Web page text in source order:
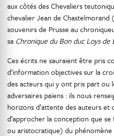
aux côtés des Chevaliers
chevalier Jean de Chastelmorand
souvenirs de Prusse au
sa Chronique du Bon duc Loys de
Ces écrits ne sauraient être pris
d’information objectives sur la
des acteurs qui y ont pris part ou
adversaires païens : ils nous
horizons d’attente des auteurs
d’approcher la conception que
ou aristocratique) du phénomène